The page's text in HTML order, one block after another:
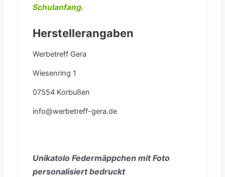
Schulanfang.
Herstellerangaben
Werbetreff Gera
Wiesenring 1
07554 Korbußen
info@werbetreff-gera.de
Unikatolo Federmäppchen mit Foto
personalisiert bedruckt